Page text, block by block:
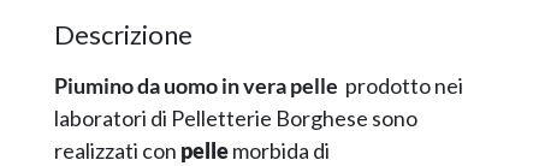
Descrizione
Piumino da uomo in vera pelle prodotto nei
laboratori di Pelletterie Borghese sono
realizzati con pellemorbida di